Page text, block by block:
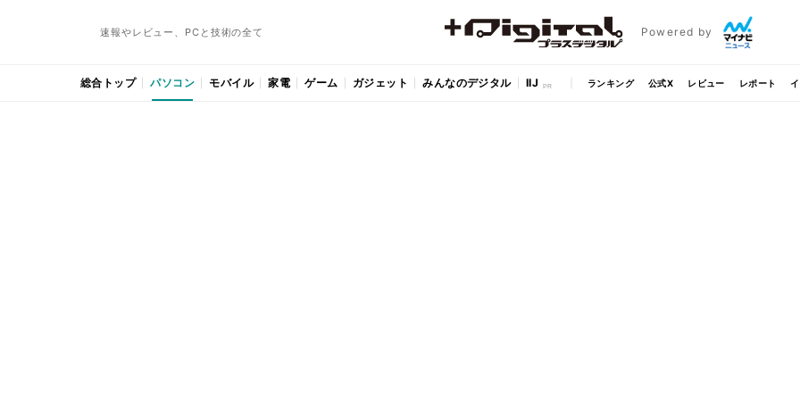
速報やレビュー、PCと技術の全て Powered by
総合トップ パソコン モバイル 家電 ゲーム ガジェット みんなのデジタル IIJ ランキング 公式X レビュー レポート